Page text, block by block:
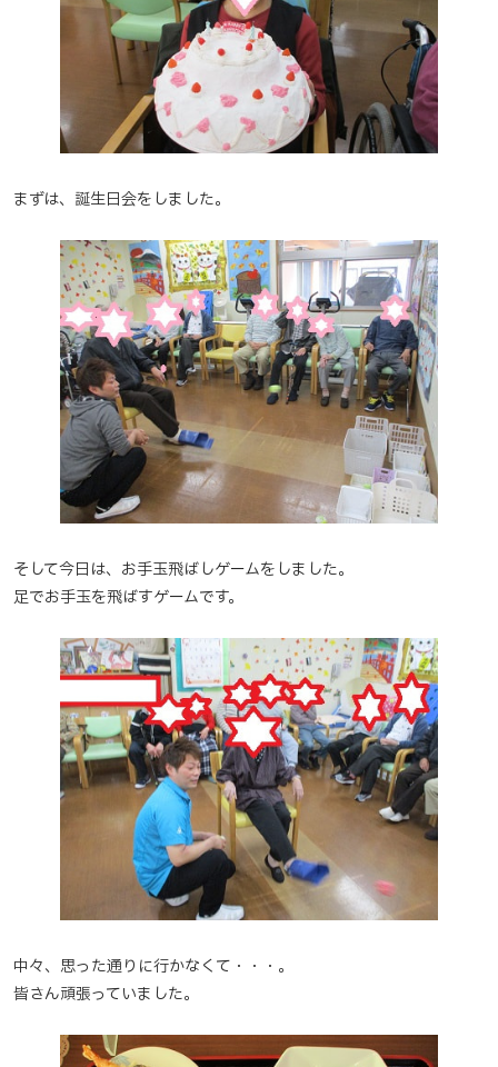
まずは、誕生日会をしました。
そして今日は、お手玉飛ばしゲームをしました。
足でお手玉を飛ばすゲームです。
中々、思った通りに行かなくて・・・。
皆さん頑張っていました。